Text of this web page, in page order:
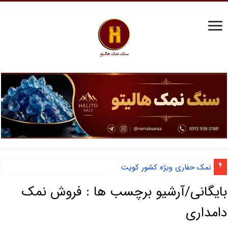
نمک حفاری ویژه کشور کویت
بایگانی/آرشیو برچسب ها : فروش نمک
دامداری